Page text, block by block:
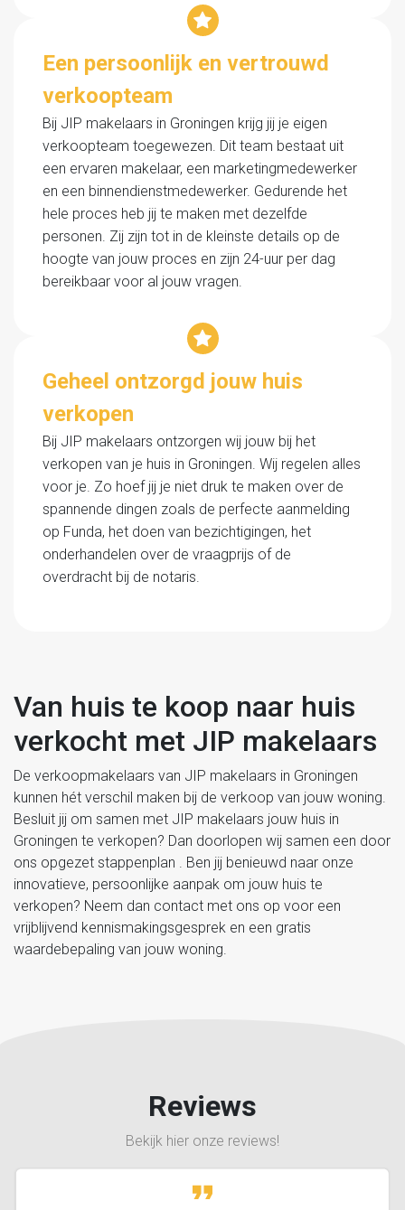
Een persoonlijk en vertrouwd
verkoopteam
Bij JIP makelaars in Groningen krijg jij je eigen
verkoopteam toegewezen. Dit team bestaat uit
een ervaren makelaar, een marketingmedewerker
en een binnendienstmedewerker. Gedurende het
hele proces heb jij te maken met dezelfde
personen. Zij zijn tot in de kleinste details op de
hoogte van jouw proces en zijn 24-uur per dag
bereikbaar voor al jouw vragen.
Geheel ontzorgd jouw huis
verkopen
Bij JIP makelaars ontzorgen wij jouw bij het
verkopen van je huis in Groningen. Wij regelen alles
voor je. Zo hoef jij je niet druk te maken over de
spannende dingen zoals de perfecte aanmelding
op Funda, het doen van bezichtigingen, het
onderhandelen over de vraagprijs of de
overdracht bij de notaris.
Van huis te koop naar huis
verkocht met JIP makelaars
De verkoopmakelaars van JIP makelaars in Groningen
kunnen hét verschil maken bij de verkoop van jouw woning.
Besluit jij om samen met JIP makelaars jouw huis in
Groningen te verkopen? Dan doorlopen wij samen een door
ons opgezet stappenplan . Ben jij benieuwd naar onze
innovatieve, persoonlijke aanpak om jouw huis te
verkopen? Neem dan contact met ons op voor een
vrijblijvend kennismakingsgesprek en een gratis
waardebepaling van jouw woning.
Reviews
Bekijk hier onze reviews!